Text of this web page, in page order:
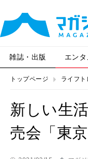
雑誌・出版 エンタ
トップページ ライフト
新しい生
売会「東